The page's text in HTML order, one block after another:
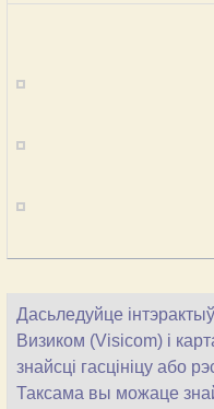
Дасьледуйце
Визиком (Visicom) і
знайсці гасцініцу або
Таксама вы можаце